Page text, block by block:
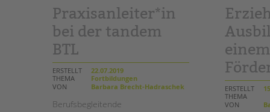
Grundschulen
Oberschulen
Förderzentren
Kollegs
EFöB
Schulbezogene Sozialarbeit
Tagesgruppen
BETREUTES
TANDEM BTL
Zertfikatskurse
Seminarkalender
Seminarräume
Praxisanleiter*in
bei der tandem
BTL
ERSTELLT
22.07.2019
THEMA
Fortbildungen
VON
Barbara Brecht-Hadraschek
Berufsbegleitende
einem
ERSTELLT
THEMA
VON